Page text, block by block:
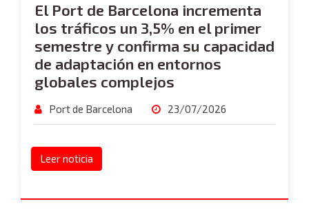
El Port de Barcelona incrementa
los tráficos un 3,5% en el primer
semestre y confirma su capacidad
de adaptación en entornos
globales complejos
Port de Barcelona 23/07/2026
Leer noticia